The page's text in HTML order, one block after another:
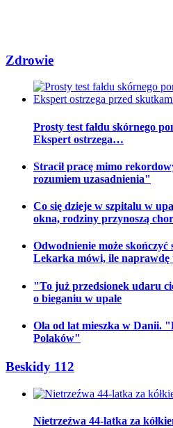
Zdrowie
Prosty test fałdu skórnego
Ekspert ostrzega…
Stracił pracę mimo
rozumiem uzasadnienia"
Co się dzieje w szpitalu w
okna, rodziny przynoszą
Odwodnienie może skończyć
Lekarka mówi, ile naprawdę
"To już przedsionek udaru
o bieganiu w upale
Ola od lat mieszka w Danii.
Polaków"
Beskidy 112
Nietrzeźwa 44-latka za